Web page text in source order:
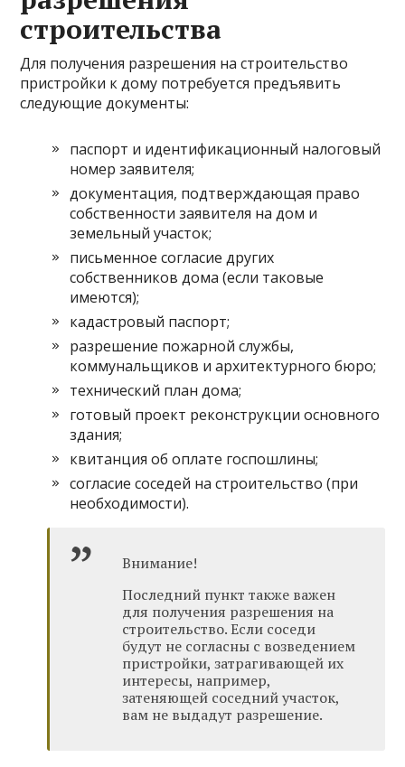
строительства
Для получения разрешения на строительство
пристройки к дому потребуется предъявить
следующие документы:
паспорт и идентификационный налоговый
номер заявителя;
документация, подтверждающая право
собственности заявителя на дом и
земельный участок;
письменное согласие других
собственников дома (если таковые
имеются);
кадастровый паспорт;
разрешение пожарной службы,
коммунальщиков и архитектурного бюро;
технический план дома;
готовый проект реконструкции основного
здания;
квитанция об оплате госпошлины;
согласие соседей на строительство (при
необходимости).
Внимание!
Последний пункт также важен
для получения разрешения на
строительство. Если соседи
будут не согласны с возведением
пристройки, затрагивающей их
интересы, например,
затеняющей соседний участок,
вам не выдадут разрешение.